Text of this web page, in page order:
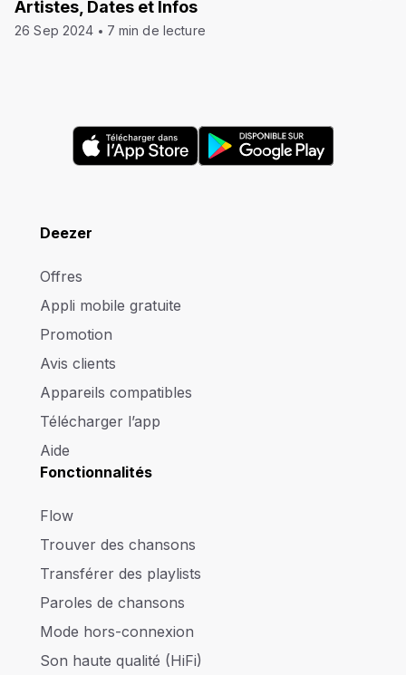
Artistes, Dates et Infos
26 Sep 2024 7 min de lecture
Deezer
Offres
Appli mobile gratuite
Promotion
Avis clients
Appareils compatibles
Télécharger l’app
Aide
Fonctionnalités
Flow
Trouver des chansons
Transférer des playlists
Paroles de chansons
Mode hors-connexion
Son haute qualité (HiFi)